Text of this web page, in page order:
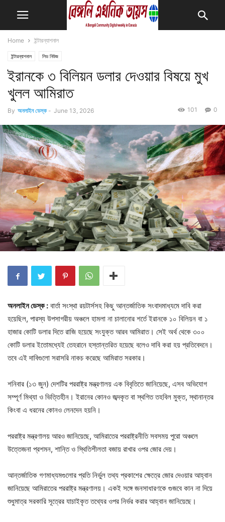
Home ইন্টারন্যাশনাল
ইন্টারন্যাশনাল লিড নিউজ
ইরানকে ৩ বিলিয়ন ডলার দেওয়ার বিষয়ে মুখ
খুলল আমিরাত
By অনলাইন ডেস্ক - June 13, 2026 0
101
অনলাইন ডেস্ক : বার্তা সংস্থা রয়টার্সসহ কিছু আন্তর্জাতিক সংবাদমাধ্যমে দাবি করা
হয়েছিল, পারস্য উপসাগরীয় অঞ্চলে হামলা না চালানোর শর্তে ইরানকে ১০ বিলিয়ন বা ১
হাজার কোটি ডলার দিতে রাজি হয়েছে সংযুক্ত আরব আমিরাত। সেই অর্থ থেকে ৩০০
কোটি ডলার ইতোমধ্যেই তেহরানে হস্তান্তরিত হয়েছে বলেও দাবি করা হয় প্রতিবেদনে।
তবে এই দাবিগুলো সরাসরি নাকচ করেছে আমিরাত সরকার।
শনিবার (১৩ জুন) দেশটির পররাষ্ট্র মন্ত্রণালয় এক বিবৃতিতে জানিয়েছে, এসব অভিযোগ
সম্পূর্ণ মিথ্যা ও ভিত্তিহীন। ইরানের কোনও জব্দকৃত বা স্থগিত তহবিল মুক্ত, স্থানান্তর
কিংবা এ ধরনের কোনও লেনদেন হয়নি।
পররাষ্ট্র মন্ত্রণালয় আরও জানিয়েছে, আমিরাতের পররাষ্ট্রনীতি সবসময় পুরো অঞ্চলে
উত্তেজনা প্রশমন, শান্তি ও স্থিতিশীলতা বজায় রাখার ওপর জোর দেয়।
আন্তর্জাতিক গণমাধ্যমগুলোর প্রতি নির্ভুল তথ্য প্রকাশের ক্ষেত্রে জোর দেওয়ার আহ্বান
জানিয়েছে আমিরাতের পররাষ্ট্র মন্ত্রণালয়। একই সঙ্গে জনসাধারণকে গুজবে কান না দিয়ে
শুধুমাত্র সরকারি সূত্রের যাচাইকৃত তথ্যের ওপর নির্ভর করার আহ্বান জানিয়েছে।